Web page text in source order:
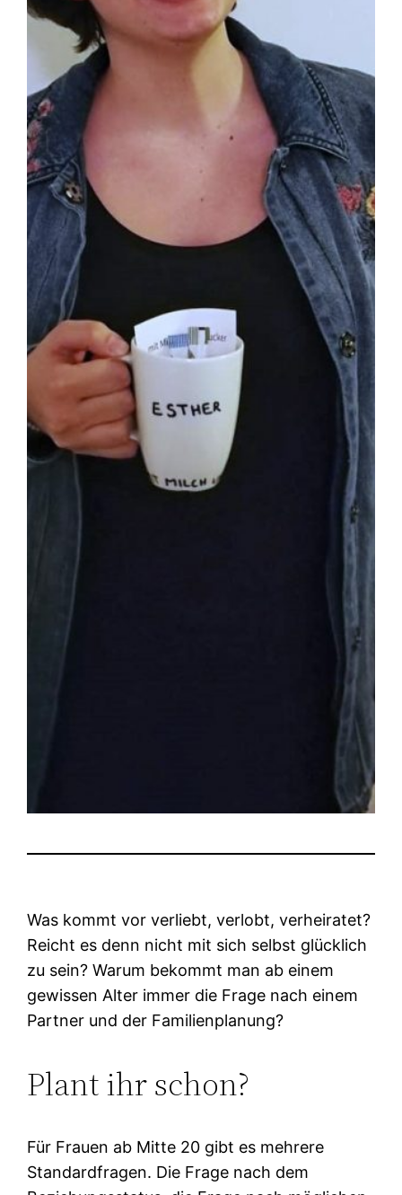
Was kommt vor verliebt, verlobt, verheiratet?
Reicht es denn nicht mit sich selbst glücklich
zu sein? Warum bekommt man ab einem
gewissen Alter immer die Frage nach einem
Partner und der Familienplanung?
Plant ihr schon?
Für Frauen ab Mitte 20 gibt es mehrere
Standardfragen. Die Frage nach dem